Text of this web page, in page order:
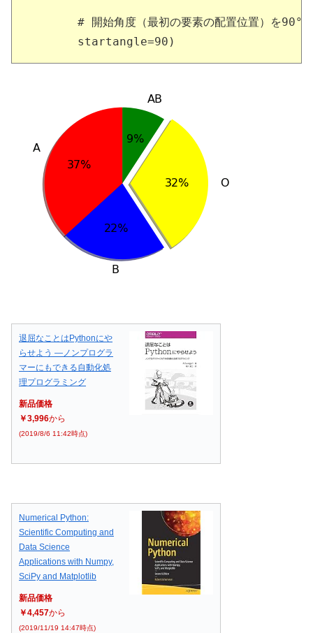
# 開始角度（最初の要素の配置位置）を90°
       startangle=90)
退屈なことはPythonにや
らせよう ―ノンプログラ
マーにもできる自動化処
理プログラミング
新品価格
￥3,996から
(2019/8/6 11:42時点)
Numerical Python:
Scientific Computing and
Data Science
Applications with Numpy,
SciPy and Matplotlib
新品価格
￥4,457から
(2019/11/19 14:47時点)